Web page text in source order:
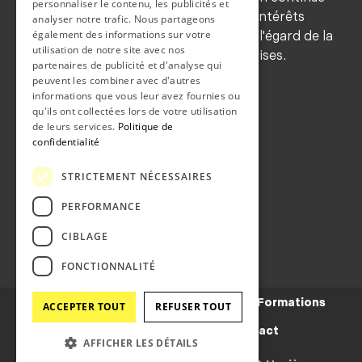
de ses membres, de sauvegarder leurs intérêts
professionnels et de les représenter à l'égard de la
population et des autorités neuchâteloises.
CONTACT
Téléphone:
Fax:
032 863 16 19
Email:
COORDONNEES
Grand-rue 36b
2108 Couvet
Présentation Médecins Patients Formations
Contact
personnaliser le contenu, les publicités et
analyser notre trafic. Nous partageons
également des informations sur votre
utilisation de notre site avec nos
partenaires de publicité et d'analyse qui
peuvent les combiner avec d'autres
informations que vous leur avez fournies ou
qu'ils ont collectées lors de votre utilisation
de leurs services. Politique de
confidentialité
STRICTEMENT NÉCESSAIRES
PERFORMANCE
CIBLAGE
FONCTIONNALITÉ
ACCEPTER TOUT REFUSER TOUT
AFFICHER LES DÉTAILS